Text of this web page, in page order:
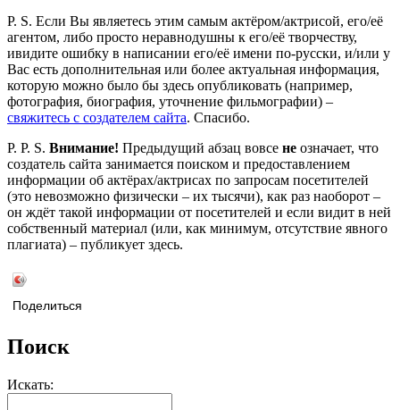
P. S. Если Вы являетесь этим самым актёром/актрисой, его/её
агентом, либо просто неравнодушны к его/её творчеству,
ивидите ошибку в написании его/её имени по-русски, и/или у
Вас есть дополнительная или более актуальная информация,
которую можно было бы здесь опубликовать (например,
фотография, биография, уточнение фильмографии) –
свяжитесь с создателем сайта. Спасибо.
P. P. S. Внимание! Предыдущий абзац вовсе не означает, что
создатель сайта занимается поиском и предоставлением
информации об актёрах/актрисах по запросам посетителей
(это невозможно физически – их тысячи), как раз наоборот –
он ждёт такой информации от посетителей и если видит в ней
собственный материал (или, как минимум, отсутствие явного
плагиата) – публикует здесь.
Поделиться
Поиск
Искать: